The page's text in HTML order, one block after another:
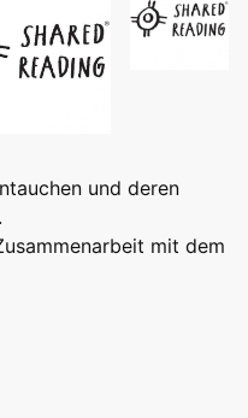
und deren
mit dem